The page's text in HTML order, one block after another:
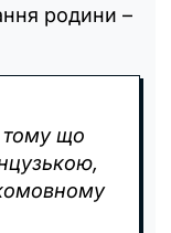
родини –
тому що